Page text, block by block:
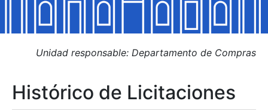
Mostrar/Ocultar
Mostrar/Ocultar
Mostrar/Ocultar
Unidad responsable: Departamento de Compras
Histórico de Licitaciones